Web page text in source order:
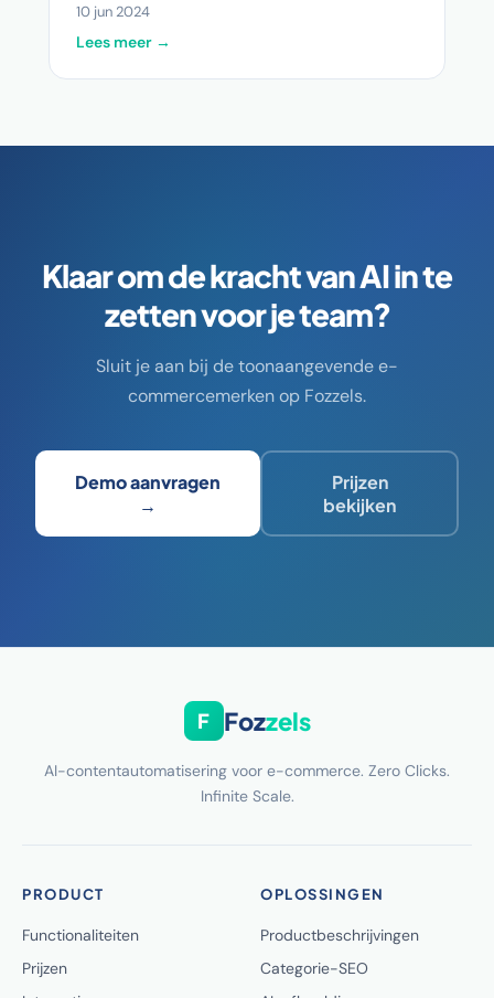
10 jun 2024
Lees meer →
Klaar om de kracht van AI in te
zetten voor je team?
Sluit je aan bij de toonaangevende e-
commercemerken op Fozzels.
Demo aanvragen
→
Prijzen
bekijken
F Fozzels
AI-contentautomatisering voor e-commerce. Zero Clicks.
Infinite Scale.
PRODUCT
Functionaliteiten
Prijzen
OPLOSSINGEN
Productbeschrijvingen
Categorie-SEO